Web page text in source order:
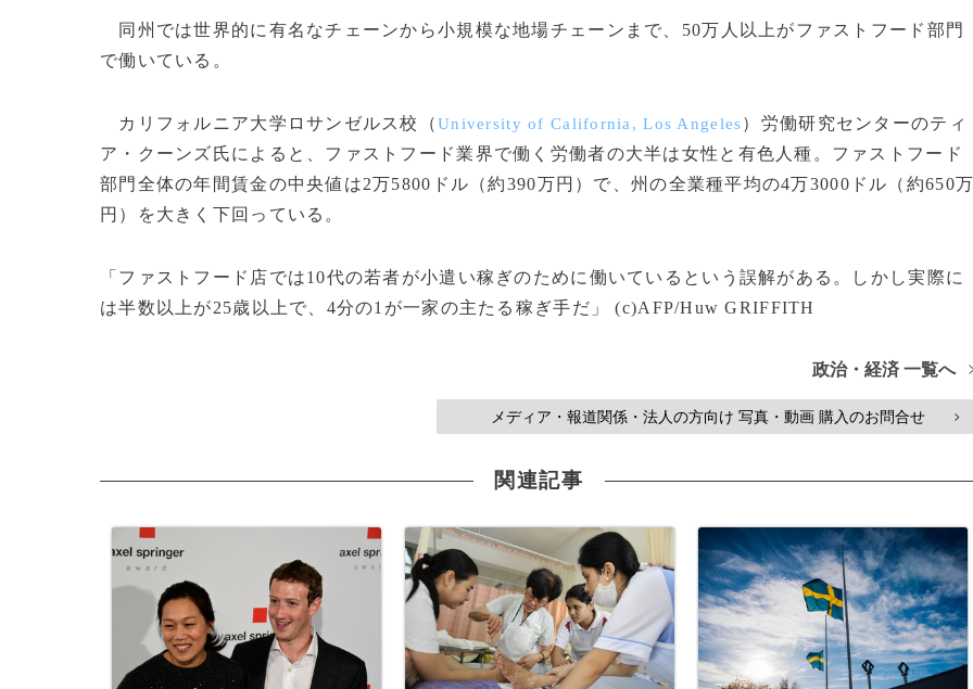
同州では世界的に有名なチェーンから小規模な地場チェーンまで、50万人以上がファストフード部門
で働いている。
カリフォルニア大学ロサンゼルス校（University of California, Los Angeles）労働研究センターのティ
ア・クーンズ氏によると、ファストフード業界で働く労働者の大半は女性と有色人種。ファストフード
部門全体の年間賃金の中央値は2万5800ドル（約390万円）で、州の全業種平均の4万3000ドル（約650
円）を大きく下回っている。
「ファストフード店では10代の若者が小遣い稼ぎのために働いているという誤解がある。しかし実際に
は半数以上が25歳以上で、4分の1が一家の主たる稼ぎ手だ」 (c)AFP/Huw GRIFFITH
政治・経済 一覧へ
メディア・報道関係・法人の方向け 写真・動画 購入のお問合せ >
関連記事